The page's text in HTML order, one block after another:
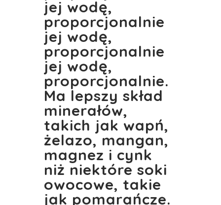
jej wodę,
proporcjonalnie
jej wodę,
proporcjonalnie
jej wodę,
proporcjonalnie.
Ma lepszy skład
minerałów,
takich jak wapń,
żelazo, mangan,
magnez i cynk
niż niektóre soki
owocowe, takie
jak pomarańcze.